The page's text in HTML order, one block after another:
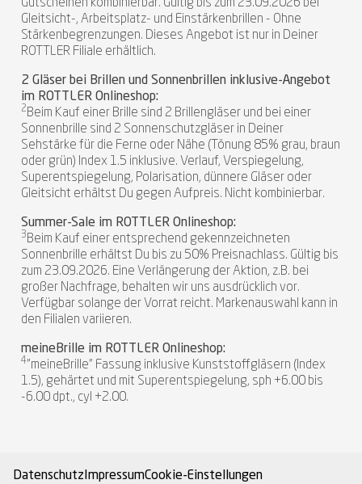
Gutscheinen kombinierbar. Gültig bis zum 23.09.2026 bei
Gleitsicht-, Arbeitsplatz- und Einstärkenbrillen - Ohne
Stärkenbegrenzungen. Dieses Angebot ist nur in Deiner
ROTTLER Filiale erhältlich.
2 Gläser bei Brillen und Sonnenbrillen inklusive-Angebot
im ROTTLER Onlineshop:
2 Beim Kauf einer Brille sind 2 Brillengläser und bei einer
Sonnenbrille sind 2 Sonnenschutzgläser in Deiner
Sehstärke für die Ferne oder Nähe (Tönung 85% grau, braun
oder grün) Index 1.5 inklusive. Verlauf, Verspiegelung,
Superentspiegelung, Polarisation, dünnere Gläser oder
Gleitsicht erhältst Du gegen Aufpreis. Nicht kombinierbar.
Summer-Sale im ROTTLER Onlineshop:
3 Beim Kauf einer entsprechend gekennzeichneten
Sonnenbrille erhältst Du bis zu 50% Preisnachlass. Gültig bis
zum 23.09.2026. Eine Verlängerung der Aktion, z.B. bei
großer Nachfrage, behalten wir uns ausdrücklich vor.
Verfügbar solange der Vorrat reicht. Markenauswahl kann in
den Filialen variieren.
meineBrille im ROTTLER Onlineshop:
4"meineBrille" Fassung inklusive Kunststoffgläsern (Index
1.5), gehärtet und mit Superentspiegelung, sph +6.00 bis
-6.00 dpt., cyl +2.00.
Datenschutz ImpressumCookie-Einstellungen